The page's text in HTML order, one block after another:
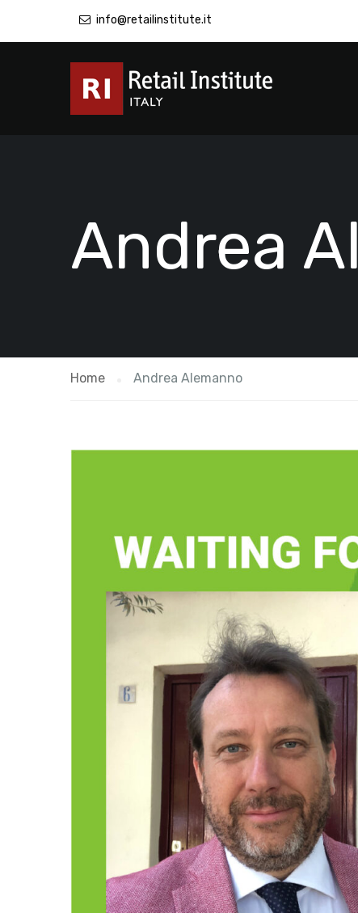
info@retailinstitute.it
Andrea
Home Andrea Alemanno